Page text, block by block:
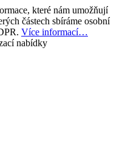
které nám umožňují
částech sbíráme osobní
Více informací…
nabídky